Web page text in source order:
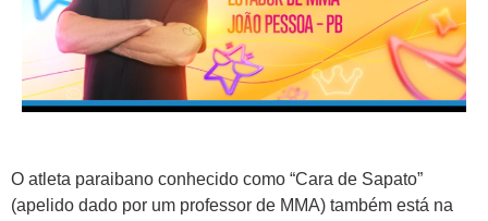
O atleta paraibano conhecido como “Cara de Sapato”
(apelido dado por um professor de MMA) também está na